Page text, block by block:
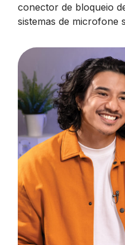
conector de bloqueio
sistemas de microfone